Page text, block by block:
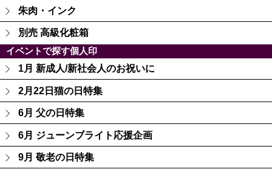
朱肉・インク
別売 高級化粧箱
イベントで探す個人印
1月 新成人/新社会人のお祝いに
2月22日猫の日特集
6月 父の日特集
6月 ジューンブライト応援企画
9月 敬老の日特集